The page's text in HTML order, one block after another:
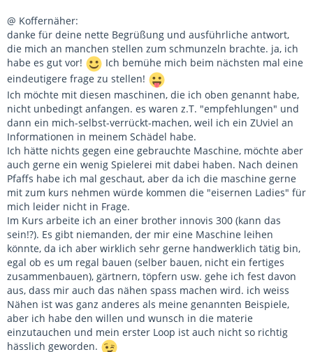
@ Koffernäher:
danke für deine nette Begrüßung und ausführliche antwort,
die mich an manchen stellen zum schmunzeln brachte. ja, ich
habe es gut vor!
Ich bemühe mich beim nächsten mal eine
eindeutigere frage zu stellen!
Ich möchte mit diesen maschinen, die ich oben genannt habe,
nicht unbedingt anfangen. es waren z.T. "empfehlungen" und
dann ein mich-selbst-verrückt-machen, weil ich ein ZUviel an
Informationen in meinem Schädel habe.
Ich hätte nichts gegen eine gebrauchte Maschine, möchte aber
auch gerne ein wenig Spielerei mit dabei haben. Nach deinen
Pfaffs habe ich mal geschaut, aber da ich die maschine gerne
mit zum kurs nehmen würde kommen die "eisernen Ladies" für
mich leider nicht in Frage.
Im Kurs arbeite ich an einer brother innovis 300 (kann das
sein!?). Es gibt niemanden, der mir eine Maschine leihen
könnte, da ich aber wirklich sehr gerne handwerklich tätig bin,
egal ob es um regal bauen (selber bauen, nicht ein fertiges
zusammenbauen), gärtnern, töpfern usw. gehe ich fest davon
aus, dass mir auch das nähen spass machen wird. ich weiss
Nähen ist was ganz anderes als meine genannten Beispiele,
aber ich habe den willen und wunsch in die materie
einzutauchen und mein erster Loop ist auch nicht so richtig
hässlich geworden.